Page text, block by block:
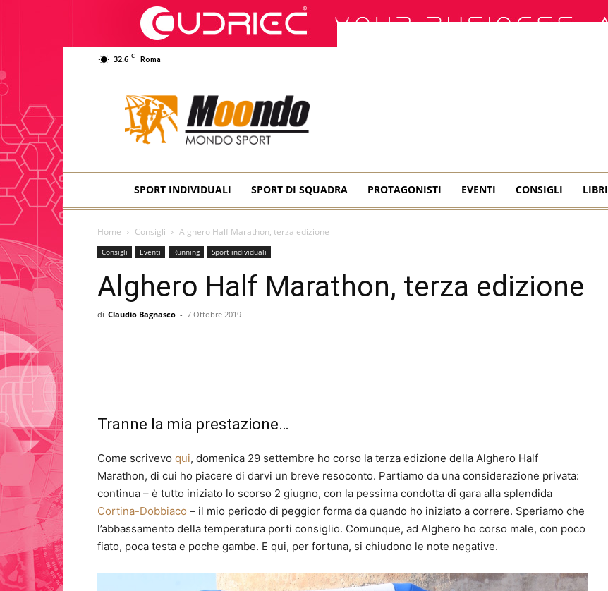
32.6 C Roma
Moondo
Sport
SPORT INDIVIDUALI SPORT DI SQUADRA PROTAGONISTI EVENTI CONSIGLI LIBRI
Home Consigli Alghero Half Marathon, terza edizione
Consigli Eventi Running Sport individuali
Alghero Half Marathon, terza edizione
di Claudio Bagnasco - 7 Ottobre 2019
Tranne la mia prestazione…
Come scrivevo qui, domenica 29 settembre ho corso la terza edizione della Alghero Half
Marathon, di cui ho piacere di darvi un breve resoconto. Partiamo da una considerazione privata:
continua – è tutto iniziato lo scorso 2 giugno, con la pessima condotta di gara alla splendida
Cortina-Dobbiaco – il mio periodo di peggior forma da quando ho iniziato a correre. Speriamo che
l’abbassamento della temperatura porti consiglio. Comunque, ad Alghero ho corso male, con poco
fiato, poca testa e poche gambe. E qui, per fortuna, si chiudono le note negative.